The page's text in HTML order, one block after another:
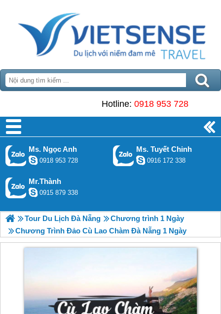
Hotline: 0918 953 728
Ms. Ngọc Anh
0918 953 728
Ms. Tuyết Chinh
0916 172 338
Mr.Thành
0915 879 338
Tour Du Lịch Đà Nẵng
Chương trình 1 Ngày
Chương Trình Đảo Cù Lao Chàm Đà Nẵng 1 Ngày